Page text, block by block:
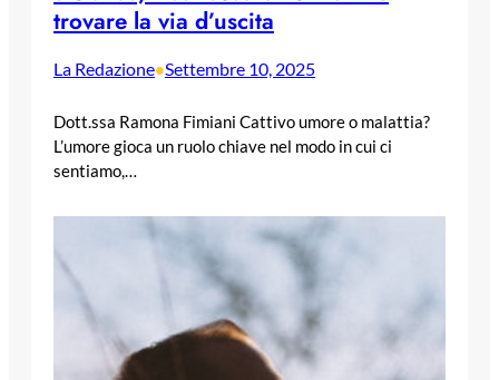
trovare la via d’uscita
La Redazione•Settembre 10, 2025
Dott.ssa Ramona Fimiani Cattivo umore o malattia?
L’umore gioca un ruolo chiave nel modo in cui ci
sentiamo,…